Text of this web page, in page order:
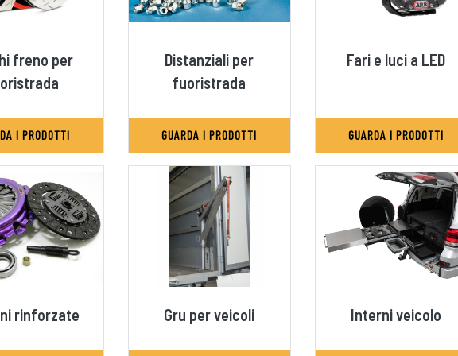
freno per
I PRODOTTI
Distanziali per
fuoristrada
GUARDA I PRODOTTI
Fari e luci a LED
GUARDA I PRODOTTI
rinforzate Gru per veicoli Interni veicolo